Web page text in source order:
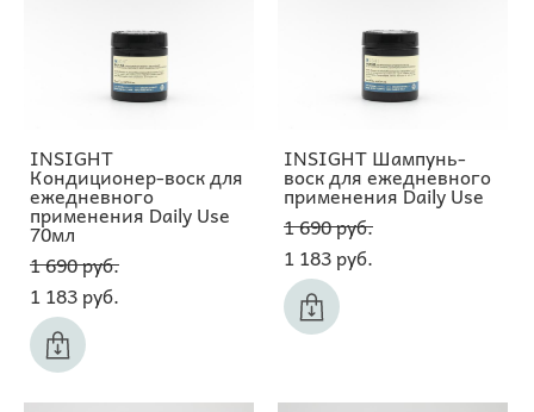
INSIGHT
Кондиционер-воск для
ежедневного
применения Daily Use
70мл
1 690 pуб.
1 183 pуб.
INSIGHT Шампунь-
воск для ежедневного
применения Daily Use
1 690 pуб.
1 183 pуб.